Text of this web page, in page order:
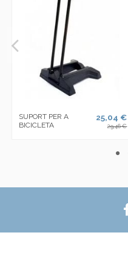
SUPORT PER A
BICICLETA
25,04 €
29,46 €